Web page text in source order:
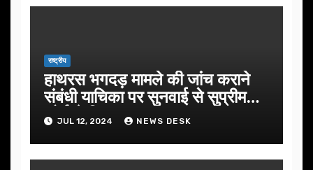
राष्ट्रीय
हाथरस भगदड़ मामले की जांच कराने
संबंधी याचिका पर सुनवाई से सुप्रीम
कोर्ट ने किया इनकार
JUL 12, 2024 NEWS DESK